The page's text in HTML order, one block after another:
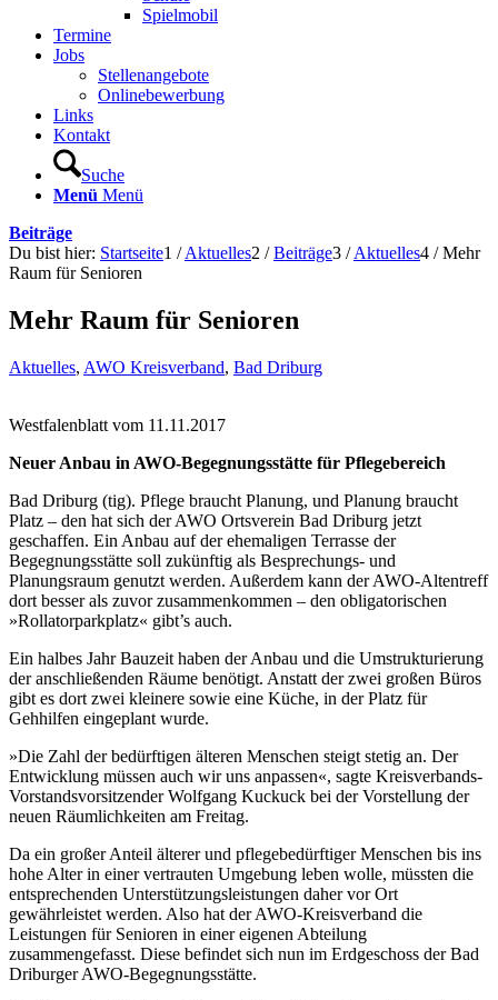
Spielmobil
Termine
Jobs
Stellenangebote
Onlinebewerbung
Links
Kontakt
Suche
Menü Menü
Beiträge
Du bist hier: Startseite1 / Aktuelles2 / Beiträge3 / Aktuelles4 / Mehr
Raum für Senioren
Mehr Raum für Senioren
Aktuelles, AWO Kreisverband, Bad Driburg
Westfalenblatt vom 11.11.2017
Neuer Anbau in AWO-Begegnungsstätte für Pflegebereich
Bad Driburg (tig). Pflege braucht Planung, und Planung braucht
Platz – den hat sich der AWO Ortsverein Bad Driburg jetzt
geschaffen. Ein Anbau auf der ehemaligen Terrasse der
Begegnungsstätte soll zukünftig als Besprechungs- und
Planungsraum genutzt werden. Außerdem kann der AWO-Altentreff
dort besser als zuvor zusammenkommen – den obligatorischen
»Rollatorparkplatz« gibt’s auch.
Ein halbes Jahr Bauzeit haben der Anbau und die Umstrukturierung
der anschließenden Räume benötigt. Anstatt der zwei großen Büros
gibt es dort zwei kleinere sowie eine Küche, in der Platz für
Gehhilfen eingeplant wurde.
»Die Zahl der bedürftigen älteren Menschen steigt stetig an. Der
Entwicklung müssen auch wir uns anpassen«, sagte Kreisverbands-
Vorstandsvorsitzender Wolfgang Kuckuck bei der Vorstellung der
neuen Räumlichkeiten am Freitag.
Da ein großer Anteil älterer und pflegebedürftiger Menschen bis ins
hohe Alter in einer vertrauten Umgebung leben wolle, müssten die
entsprechenden Unterstützungsleistungen daher vor Ort
gewährleistet werden. Also hat der AWO-Kreisverband die
Leistungen für Senioren in einer eigenen Abteilung
zusammengefasst. Diese befindet sich nun im Erdgeschoss der Bad
Driburger AWO-Begegnungsstätte.